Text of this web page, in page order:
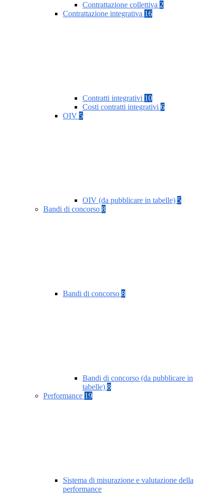
Contrattazione collettiva 2
Contrattazione integrativa 16
Contratti integrativi 10
Costi contratti integrativi 6
OIV 5
OIV (da pubblicare in tabelle) 5
Bandi di concorso 8
Bandi di concorso 8
Bandi di concorso (da pubblicare in
tabelle) 8
Performance 19
Sistema di misurazione e valutazione della
performance